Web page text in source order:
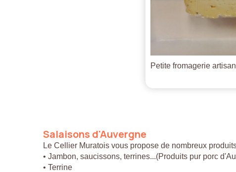
Petite fromagerie
Salaisons d'Auvergne
Le Cellier Muratois vous propose de nombreux
• Jambon, saucissons, terrines...(Produits pur porc
• Terrine